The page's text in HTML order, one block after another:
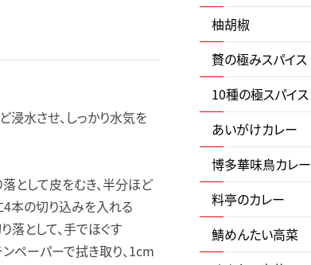
浸水させ、しっかり水気を
として皮をむき、半分ほど
本の切り込みを入れる
落として、手でほぐす
ペーパーで拭き取り、1cm
柚胡椒
贅の極みスパイス
10種の極スパイス
あいがけカレー
博多華味鳥カレー
料亭のカレー
鯖めんたい高菜